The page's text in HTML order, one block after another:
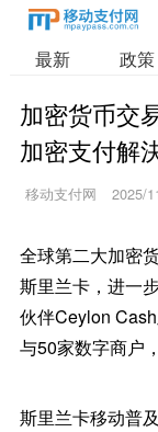
最新 政策
加密货币交
加密支付解
移动支付网 2025/
全球第二大加密
斯里兰卡，进一
伙伴Ceylon
与50家数字商户
斯里兰卡移动普